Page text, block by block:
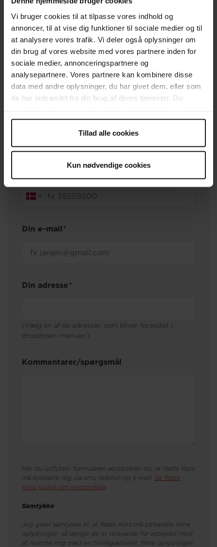
Vi bruger cookies til at tilpasse vores indhold og
annoncer, til at vise dig funktioner til sociale medier og til
at analysere vores trafik. Vi deler også oplysninger om
din brug af vores website med vores partnere inden for
sociale medier, annonceringspartnere og
analysepartnere. Vores partnere kan kombinere disse
data med andre oplysninger, du har givet dem, eller som
de har indsamlet fra din brug af deres tjenester. Du
anvende vores hjemmeside.
Tillad alle cookies
Kun nødvendige cookies
Frivillig online ?
Volunteering for English speakers ?
Dit fulde navn
Telephone
country
Din e-mail
Din adresse
(Vælg en af de adresser, som bliver foreslået i
dropdown-menuen)
Kommentarer/spørgsmål
Når du udfylder formularen accepterer du, at Røde Kors
må kontakte dig via sms, telefon og e-mail. Se Røde
Kors’ politik om persondata.
Samtykke
Jeg giver samtykke til, at Røde Kors må behandle mine
oplysninger, så længe de er relevante for arbejdet med
at matche mig med en frivilligaktivitet. Mine oplysninger